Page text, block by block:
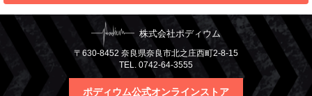
株式会社ポディウム
〒630-8452 奈良県奈良市北之庄西町2-8-15
TEL. 0742-64-3555
ポディウム公式オンラインストア